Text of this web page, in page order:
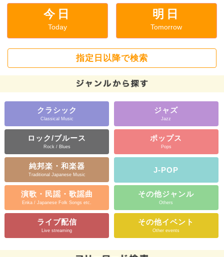
今日
Today
明日
Tomorrow
指定日以降で検索
クラシック
Classical Music
ジャズ
Jazz
ロック/ブルース
Rock / Blues
ポップス
Pops
純邦楽・和楽器
Traditional Japanese Music
J-POP
演歌・民謡・歌謡曲
Enka / Japanese Folk Songs etc.
その他ジャンル
Others
ライブ配信
Live streaming
その他イベント
Other events